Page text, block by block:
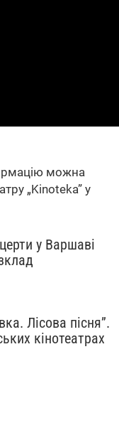
можна
„Kinoteka” у
у Варшаві
Лісова пісня”.
кінотеатрах